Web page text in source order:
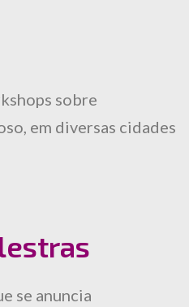
sobre
em diversas cidades
se anuncia